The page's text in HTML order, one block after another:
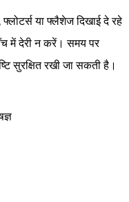
या फ्लैशेज दिखाई दे रहे
में देरी न करें। समय पर
सुरक्षित रखी जा सकती है।